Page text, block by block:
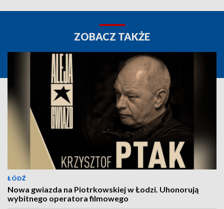
ZOBACZ TAKŻE
ŁÓDŹ
Nowa gwiazda na Piotrkowskiej w Łodzi. Uhonorują
wybitnego operatora filmowego